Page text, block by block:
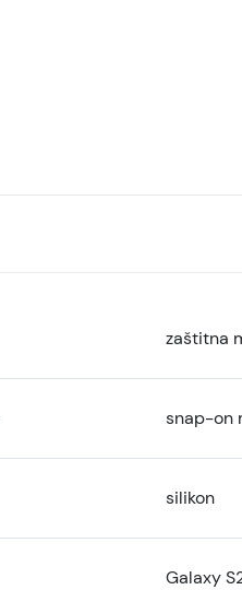
zaštitna
snap-on
silikon
Galaxy